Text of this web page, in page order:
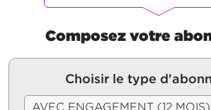
Composez votre
Choisir le type